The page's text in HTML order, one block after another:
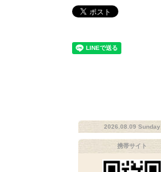
2026.08.09 Sunday
携帯サイト